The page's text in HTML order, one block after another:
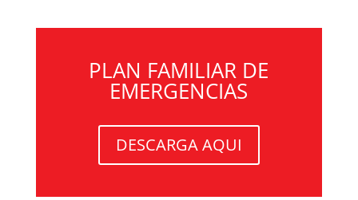
PLAN FAMILIAR DE
EMERGENCIAS
DESCARGA AQUI